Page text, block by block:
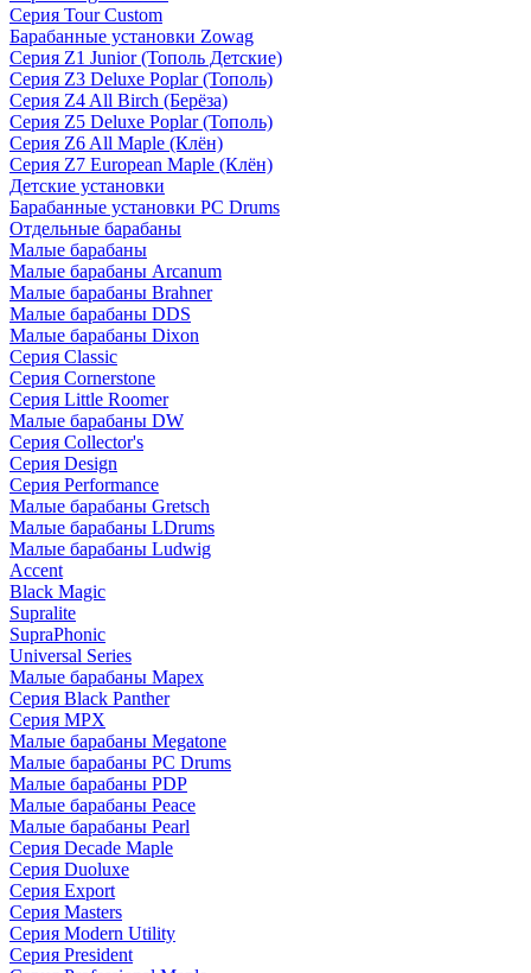
Серия Tour Custom
Барабанные установки Zowag
Серия Z1 Junior (Тополь Детские)
Серия Z3 Deluxe Poplar (Тополь)
Серия Z4 All Birch (Берёза)
Серия Z5 Deluxe Poplar (Тополь)
Серия Z6 All Maple (Клён)
Серия Z7 European Maple (Клён)
Детские установки
Барабанные установки PC Drums
Отдельные барабаны
Малые барабаны
Малые барабаны Arcanum
Малые барабаны Brahner
Малые барабаны DDS
Малые барабаны Dixon
Серия Classic
Серия Cornerstone
Серия Little Roomer
Малые барабаны DW
Серия Collector's
Серия Design
Серия Performance
Малые барабаны Gretsch
Малые барабаны LDrums
Малые барабаны Ludwig
Accent
Black Magic
Supralite
SupraPhonic
Universal Series
Малые барабаны Mapex
Серия Black Panther
Серия MPX
Малые барабаны Megatone
Малые барабаны PC Drums
Малые барабаны PDP
Малые барабаны Peace
Малые барабаны Pearl
Серия Decade Maple
Серия Duoluxe
Серия Export
Серия Masters
Серия Modern Utility
Серия President